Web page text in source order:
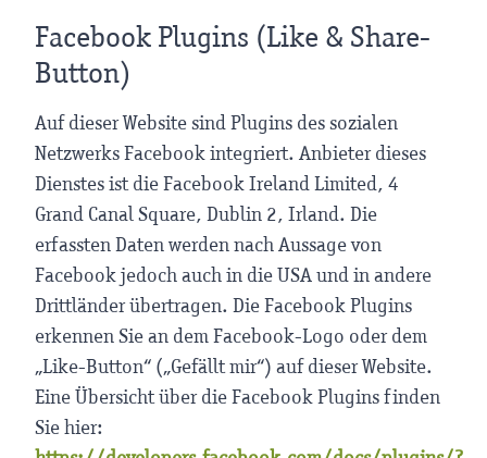
Facebook Plugins (Like & Share-
Button)
Auf dieser Website sind Plugins des sozialen
Netzwerks Facebook integriert. Anbieter dieses
Dienstes ist die Facebook Ireland Limited, 4
Grand Canal Square, Dublin 2, Irland. Die
erfassten Daten werden nach Aussage von
Facebook jedoch auch in die USA und in andere
Drittländer übertragen. Die Facebook Plugins
erkennen Sie an dem Facebook-Logo oder dem
„Like-Button“ („Gefällt mir“) auf dieser Website.
Eine Übersicht über die Facebook Plugins finden
Sie hier: